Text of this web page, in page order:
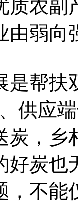
质农
由弱向
是帮扶
供应
炭，
好炭也
，不能